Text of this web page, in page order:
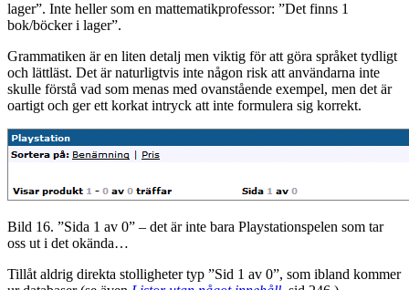
lager”. Inte heller som en mattematikprofessor: ”Det finns 1
bok/böcker i lager”.
Grammatiken är en liten detalj men viktig för att göra språket tydligt
och lättläst. Det är naturligtvis inte någon risk att användarna inte
skulle förstå vad som menas med ovanstående exempel, men det är
oartigt och ger ett korkat intryck att inte formulera sig korrekt.
Bild 16. ”Sida 1 av 0” – det är inte bara Playstationspelen som tar
oss ut i det okända…
Tillåt aldrig direkta stolligheter typ ”Sid 1 av 0”, som ibland kommer